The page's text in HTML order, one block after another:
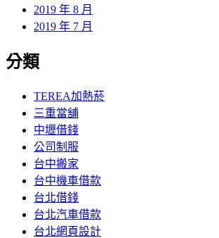
2019 年 8 月
2019 年 7 月
分類
TEREA加熱菸
三重當舖
中壢借錢
公司制服
台中搬家
台中機車借款
台北借錢
台北汽車借款
台北網頁設計